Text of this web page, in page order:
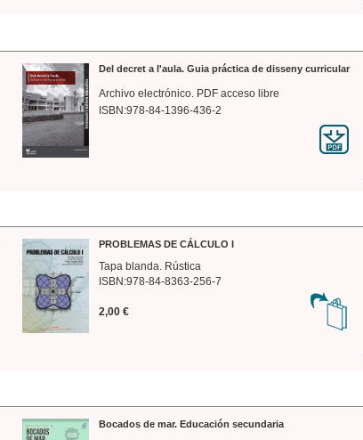
Del decret a l'aula. Guia práctica de disseny curricular
Archivo electrónico. PDF acceso libre
ISBN:978-84-1396-436-2
PROBLEMAS DE CÁLCULO I
Tapa blanda. Rústica
ISBN:978-84-8363-256-7
2,00 €
Bocados de mar. Educación secundaria